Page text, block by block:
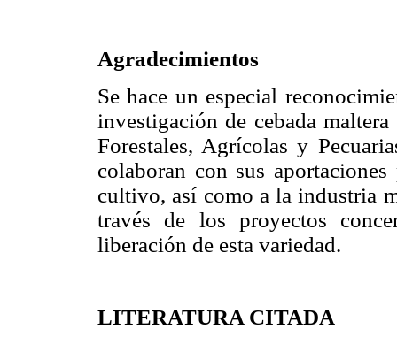
Agradecimientos
Se hace un especial
investigación de cebada
Forestales, Agrícolas y
colaboran con sus
cultivo, así como a la industria
través de los proyectos
liberación de esta variedad.
LITERATURA CITADA